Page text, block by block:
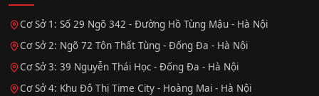
Cơ Sở 1: Số 29 Ngõ 342 - Đường Hồ Tùng Mậu - Hà Nội
Cơ Sở 2: Ngõ 72 Tôn Thất Tùng - Đống Đa - Hà Nội
Cơ Sở 3: 39 Nguyễn Thái Học - Đống Đa - Hà Nội
Cơ Sở 4: Khu Đô Thị Time City - Hoàng Mai - Hà Nội